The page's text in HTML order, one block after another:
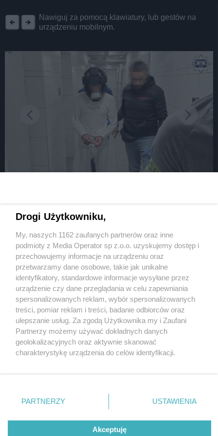
Nawiguj za pomocą klawiatury, lub gestów na
urządzeniu mobilnym.
Wstrząsająca zbrodnia w Dąbrowie Górniczej.
FOTO + VIDEO
6 / 6
Dąbrowa Górnicza.
Zatrzymanie 41-latka
podejrzanego o zabójstwo
87-latki. 22 sierpnia 2025.
REKLAMA
Wydawca mediów lokalnych
Nie zapomnij
zapoznać się z:
polityką prywatności
Twojemiasto
Piekary Śląskie
Chorzów
Tarnowskie Góry
Gliwice
Skontakuj sięz nami
Kontakt
Redakcja
Newsletter
Drogi Użytkowniku,
My, naszych 1162 zaufanych partnerów oraz inne
podmioty z Media Operator sp z.o.o. uzyskujemy dostęp i
przechowujemy informacje na urządzeniu oraz
przetwarzamy dane osobowe, takie jak unikalne
identyfikatory, standardowe informacje wysyłane przez
urządzenie czy dane przeglądania w celu zapewniania
spersonalizowanych reklam, wybór spersonalizowanych
treści, pomiar reklam i treści, badanie odbiorców oraz
ulepszanie usług. Za zgodą Użytkownika my i Zaufani
Partnerzy możemy używać dokładnych danych
geolokalizacyjnych oraz aktywnie skanować
charakterystykę urządzenia do celów identyfikacji.
zmienić/wycofać klikając przycisk ustawień prywatności
znajdujący się w lewym dolnym rogu strony
rodzaje przetwarzania danych nie wymagają zgody
użytkownika, ale masz prawo sprzeciwić się takiemu
PARTNERZY USTAWIENIA
Akceptuję